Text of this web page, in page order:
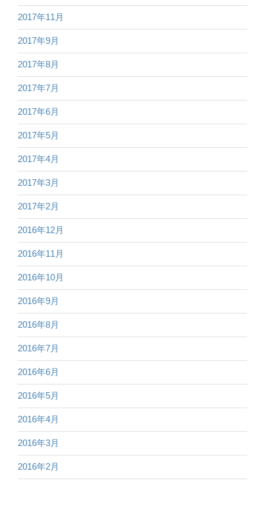
2017年11月
2017年9月
2017年8月
2017年7月
2017年6月
2017年5月
2017年4月
2017年3月
2017年2月
2016年12月
2016年11月
2016年10月
2016年9月
2016年8月
2016年7月
2016年6月
2016年5月
2016年4月
2016年3月
2016年2月